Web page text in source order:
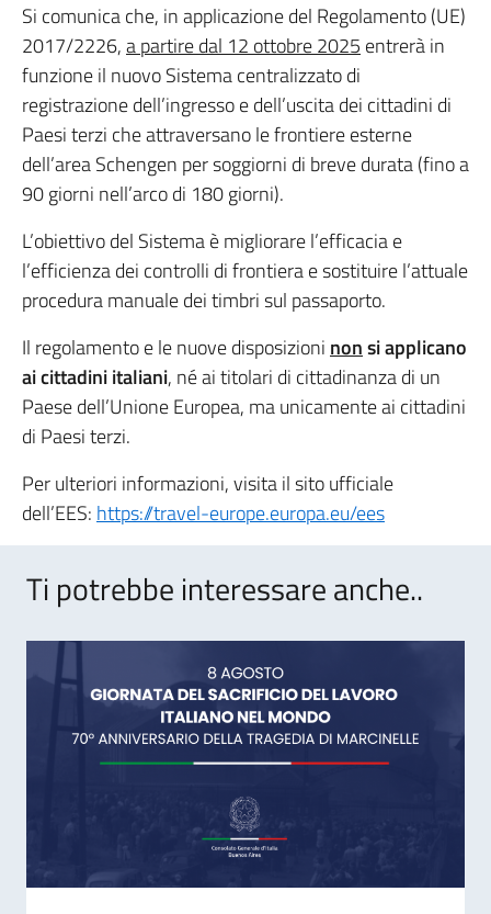
Si comunica che, in applicazione del Regolamento (UE)
2017/2226,a partire dal 12 ottobre 2025 entrerà in
funzione il nuovo Sistema centralizzato di
registrazione dell’ingresso e dell’uscita dei cittadini di
Paesi terzi che attraversano le frontiere esterne
dell’area Schengen per soggiorni di breve durata (fino a
90 giorni nell’arco di 180 giorni).
L’obiettivo del Sistema è migliorare l’efficacia e
l’efficienza dei controlli di frontiera e sostituire l’attuale
procedura manuale dei timbri sul passaporto.
Il regolamento e le nuove disposizioni nonsi applicano
ai cittadini italiani, né ai titolari di cittadinanza di un
Paese dell’Unione Europea, ma unicamente ai cittadini
di Paesi terzi.
Per ulteriori informazioni, visita il sito ufficiale
dell’EES: https://travel-europe.europa.eu/ees
Ti potrebbe interessare anche..